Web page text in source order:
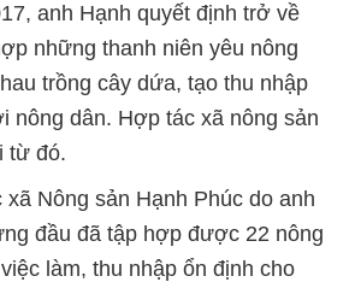
anh Hạnh quyết định trở về
những thanh niên yêu nông
trồng cây dứa, tạo thu nhập
nông dân. Hợp tác xã nông sản
từ đó.
Nông sản Hạnh Phúc do anh
đầu đã tập hợp được 22 nông
làm, thu nhập ổn định cho